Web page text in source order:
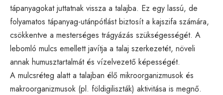
tápanyagokat juttatnak vissza a talajba. Ez egy lassú, de
folyamatos tápanyag-utánpótlást biztosít a kajszifa számára,
csökkentve a mesterséges trágyázás szükségességét. A
lebomló mulcs emellett javítja a talaj szerkezetét, növeli
annak humusztartalmát és vízelvezető képességét.
A mulcsréteg alatt a talajban élő mikroorganizmusok és
makroorganizmusok (pl. földigiliszták) aktivitása is megnő.